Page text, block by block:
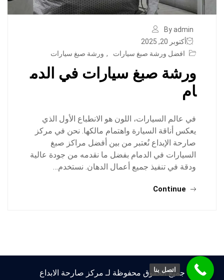
By admin
أكتوبر 20, 2025
افضل ورشة صبغ سيارات
, ورشة صبغ سيارات
ورشة صبغ سيارات في الدم
ام
في عالم السيارات، اللون هو الانطباع الأول الذي
يعكس أناقة السيارة واهتمام مالكها. نحن في مركز
صارحة الإبداع نُعتبر من بين أفضل مراكز صبغ
السيارات في الدمام بفضل ما نقدمه من جودة عالية
ودقة في تنفيذ جميع أعمال الدهان. نستخدم…
Continue
جميع الحقوق محفوظة لـ مركز صارحة الابداع
اتصل بنا